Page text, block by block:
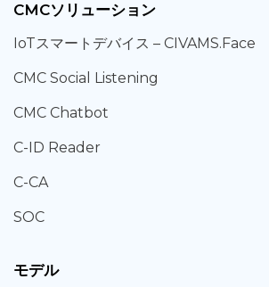
CMCソリューション
IoTスマートデバイス – CIVAMS.Face
CMC Social Listening
CMC Chatbot
C-ID Reader
C-CA
SOC
モデル